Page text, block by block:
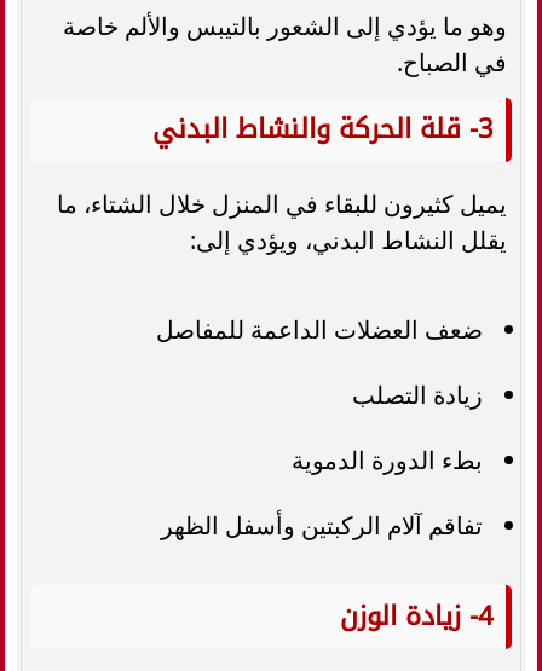
وهو ما يؤدي إلى الشعور بالتيبس والألم خاصة
في الصباح.
3- قلة الحركة والنشاط البدني
يميل كثيرون للبقاء في المنزل خلال الشتاء، ما
يقلل النشاط البدني، ويؤدي إلى:
ضعف العضلات الداعمة للمفاصل
زيادة التصلب
بطء الدورة الدموية
تفاقم آلام الركبتين وأسفل الظهر
4- زيادة الوزن